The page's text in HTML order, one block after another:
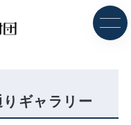
ギャラリー